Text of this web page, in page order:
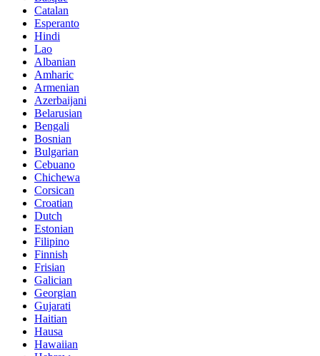
Catalan
Esperanto
Hindi
Lao
Albanian
Amharic
Armenian
Azerbaijani
Belarusian
Bengali
Bosnian
Bulgarian
Cebuano
Chichewa
Corsican
Croatian
Dutch
Estonian
Filipino
Finnish
Frisian
Galician
Georgian
Gujarati
Haitian
Hausa
Hawaiian